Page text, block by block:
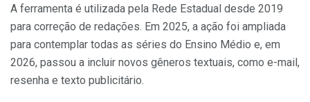
A ferramenta é utilizada pela Rede Estadual desde 2019
para correção de redações. Em 2025, a ação foi ampliada
para contemplar todas as séries do Ensino Médio e, em
2026, passou a incluir novos gêneros textuais, como e-mail,
resenha e texto publicitário.